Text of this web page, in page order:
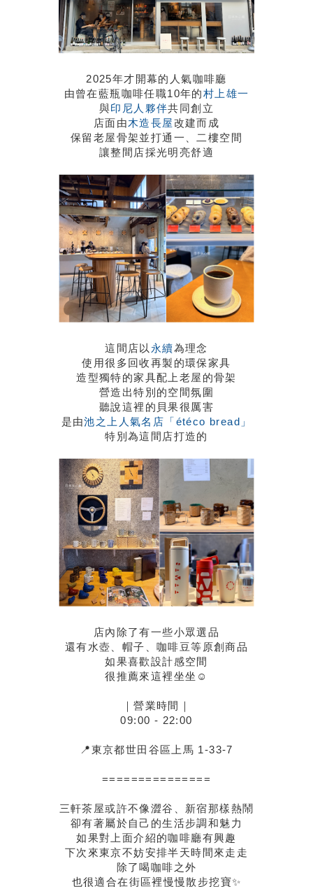
2025年才開幕的人氣咖啡廳
由曾在藍瓶咖啡任職10年的村上雄一
與印尼人夥伴共同創立
店面由木造長屋改建而成
保留老屋骨架並打通一、二樓空間
讓整間店採光明亮舒適
這間店以 永續為理念
使用很多回收再製的環保家具
造型獨特的家具配上老屋的骨架
營造出特別的空間氛圍
聽說這裡的貝果很厲害
是由池之上人氣名店「étéco bread」
特別為這間店打造的
店內除了有一些小眾選品
還有水壺、帽子、咖啡豆等原創商品
如果喜歡設計感空間
很推薦來這裡坐坐☺️
｜營業時間｜
09:00 - 22:00
📍東京都世田谷區上馬 1-33-7
===============
三軒茶屋或許不像澀谷、新宿那樣熱鬧
卻有著屬於自己的生活步調和魅力
如果對上面介紹的咖啡廳有興趣
下次來東京不妨安排半天時間來走走
除了喝咖啡之外
也很適合在街區裡慢慢散步挖寶✨